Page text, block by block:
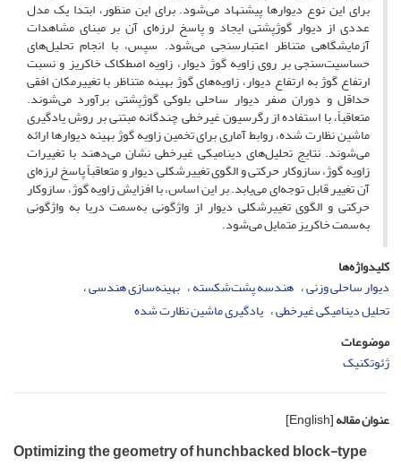
برای این نوع دیوارها پیشنهاد می‌شود. برای این منظور، ابتدا یک مدل
عددی از دیوار گوژپشتی ایجاد و پاسخ لرزه‌ای آن بر مبنای مشاهدات
آزمایشگاهی متناظر اعتبارسنجی می‌شود. سپس، با انجام تحلیل‌های
حساسیت‌سنجی بر روی زاویه گوژ دیوار، زاویه اصطکاک خاکریز و نسبت
ارتفاع گوژ به ارتفاع دیوار، زاویه‌های گوژ بهینه متناظر با تغییرمکان افقی
حداقل و دوران صفر دیوار ساحلی بلوکی گوژپشتی برآورد می‌شوند.
متعاقباً، با استفاده از رگرسیون غیرخطی چندگانه مبتنی بر روش یادگیری
ماشین نظارت شده، روابط آماری برای تخمین زاویه گوژ بهینه دیوارها ارائه
می‌شوند. نتایج تحلیل‌های دینامیکی غیرخطی نشان می‌دهند با تغییرات
زاویه گوژ، سازوکار حرکتی و الگوی تغییرشکلی دیوار و متعاقباً پاسخ لرزه‌ای
آن تغییر قابل توجه‌ای می‌یابد. بر این اساس، با افزایش زاویه گوژ، سازوکار
حرکتی و الگوی تغییرشکلی دیوار از واژگونی به‌سمت دریا به واژگونی
به‌سمت خاکریز متمایل می‌شود.
کلیدواژه‌ها
دیوار ساحلی وزنی هندسه پشت‌شکسته بهینه‌سازی هندسی
تحلیل دینامیکی غیرخطی یادگیری ماشین نظارت شده
موضوعات
ژئوتکنیک
عنوان مقاله[English]
Optimizing the geometry of hunchbacked block-type